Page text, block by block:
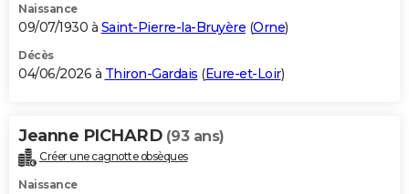
Naissance
09/07/1930 à Saint-Pierre-la-Bruyère (Orne)
Décès
04/06/2026 à Thiron-Gardais (Eure-et-Loir)
Jeanne PICHARD (93 ans)
Créer une cagnotte obsèques
Naissance